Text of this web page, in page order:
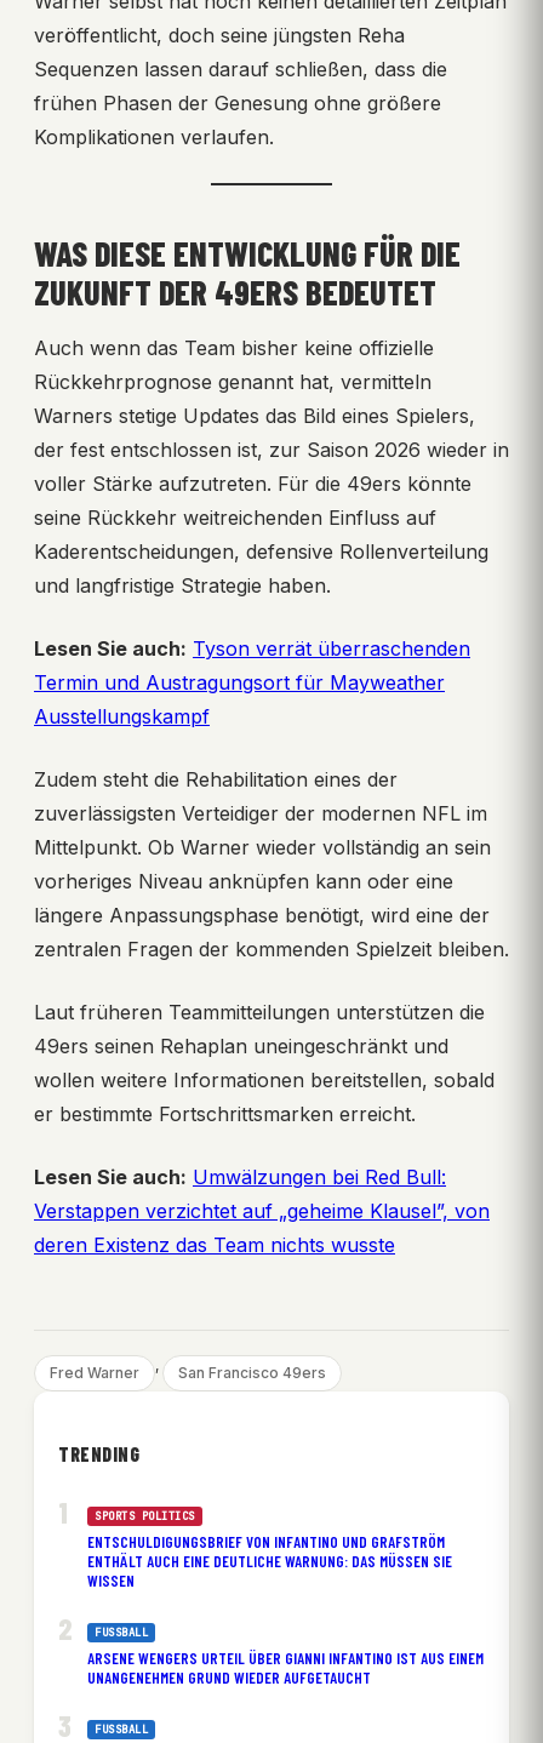
veröffentlicht, doch seine jüngsten Reha
Sequenzen lassen darauf schließen, dass die
frühen Phasen der Genesung ohne größere
Komplikationen verlaufen.
WAS DIESE ENTWICKLUNG FÜR DIE
ZUKUNFT DER 49ERS BEDEUTET
Auch wenn das Team bisher keine offizielle
Rückkehrprognose genannt hat, vermitteln
Warners stetige Updates das Bild eines Spielers,
der fest entschlossen ist, zur Saison 2026 wieder in
voller Stärke aufzutreten. Für die 49ers könnte
seine Rückkehr weitreichenden Einfluss auf
Kaderentscheidungen, defensive Rollenverteilung
und langfristige Strategie haben.
Lesen Sie auch: Tyson verrät überraschenden
Termin und Austragungsort für Mayweather
Ausstellungskampf
Zudem steht die Rehabilitation eines der
zuverlässigsten Verteidiger der modernen NFL im
Mittelpunkt. Ob Warner wieder vollständig an sein
vorheriges Niveau anknüpfen kann oder eine
längere Anpassungsphase benötigt, wird eine der
zentralen Fragen der kommenden Spielzeit bleiben.
Laut früheren Teammitteilungen unterstützen die
49ers seinen Rehaplan uneingeschränkt und
wollen weitere Informationen bereitstellen, sobald
er bestimmte Fortschrittsmarken erreicht.
Lesen Sie auch: Umwälzungen bei Red Bull:
Verstappen verzichtet auf „geheime Klausel”, von
deren Existenz das Team nichts wusste
Fred Warner , San Francisco 49ers
TRENDING
SPORTS POLITICS
ENTSCHULDIGUNGSBRIEF VON INFANTINO UND GRAFSTRÖM
ENTHÄLT AUCH EINE DEUTLICHE WARNUNG: DAS MÜSSEN SIE
WISSEN
FUSSBALL
ARSENE WENGERS URTEIL ÜBER GIANNI INFANTINO IST AUS EINEM
UNANGENEHMEN GRUND WIEDER AUFGETAUCHT
FUSSBALL